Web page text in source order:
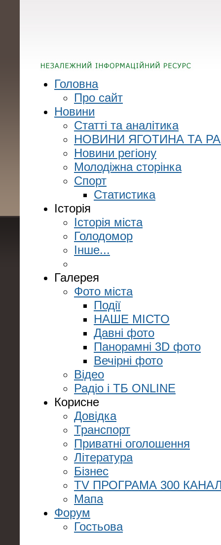
Головна
Про сайт
Новини
Статті та аналітика
НОВИНИ ЯГОТИНА ТА
Новини регіону
Молодіжна сторінка
Спорт
Статистика
Історія
Історія міста
Голодомор
Інше...
Галерея
Фото міста
Події
НАШЕ МІСТО
Давні фото
Панорамні 3D фото
Вечірні фото
Відео
Радіо і ТБ ONLINE
Корисне
Довідка
Транспорт
Приватні оголошення
Література
Бізнес
TV ПРОГРАМА 300
Мапа
Форум
Гостьова